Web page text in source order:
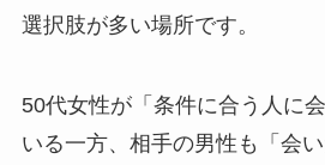
選択肢が多い場所です。
50代女性が「条件に合う人に
いる一方、相手の男性も「会い